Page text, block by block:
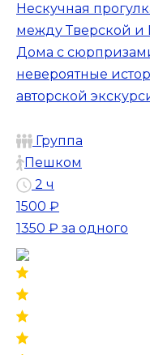
Нескучная
между Тверской и
Дома с
невероятные
авторской
Группа
Пешком
2 ч
1500 ₽
1350 ₽ за одного